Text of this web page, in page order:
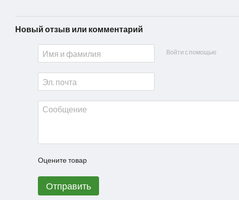
Новый отзыв или комментарий
Войти с помощью
Оцените товар
Отправить